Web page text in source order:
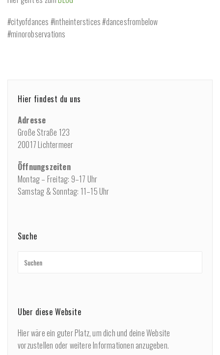
#cityofdances #intheinterstices #dancesfrombelow
#minorobservations
Hier findest du uns
Adresse
Große Straße 123
20017 Lichtermeer
Öffnungszeiten
Montag – Freitag: 9–17 Uhr
Samstag & Sonntag: 11–15 Uhr
Suche
Über diese Website
Hier wäre ein guter Platz, um dich und deine Website
vorzustellen oder weitere Informationen anzugeben.